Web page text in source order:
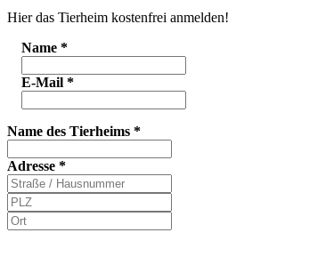
Hier das Tierheim kostenfrei anmelden!
Name *
E-Mail *
Name des Tierheims *
Adresse *